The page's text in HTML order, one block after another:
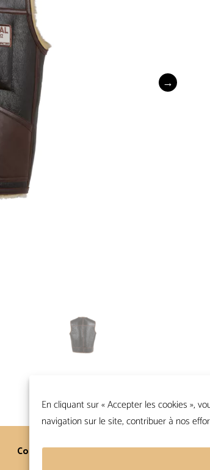
En cliquant sur « Accepter les cookies »,
navigation sur le site, contribuer à nos
Contacts
Conditions